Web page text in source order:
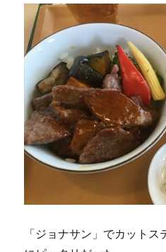
「ジョナサン」でカット